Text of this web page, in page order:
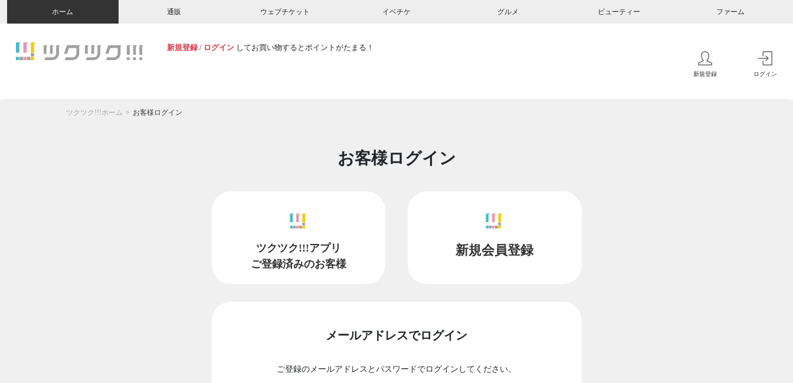
ホーム 通販 ウェブチケット イベチケ グルメ ビューティー ファーム
新規登録 / ログイン してお買い物するとポイントがたまる！
新規登録 ログイン
ツクツク!!!ホーム お客様ログイン
お客様ログイン
ツクツク!!!アプリ
ご登録済みのお客様
新規会員登録
メールアドレスでログイン
ご登録のメールアドレスとパスワードでログインしてください。